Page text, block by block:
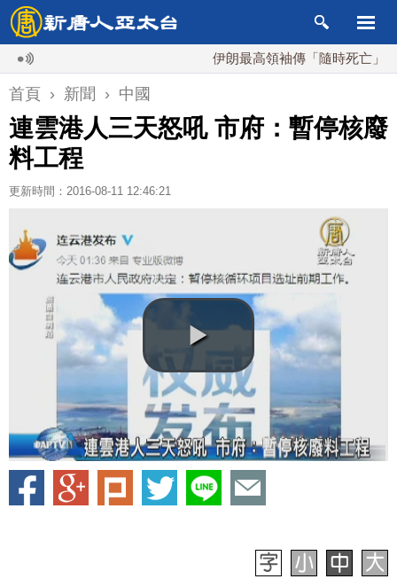
伊朗最高領袖傳「隨時死亡」 國安
首頁 › 新聞 › 中國
連雲港人三天怒吼 市府：暫停核廢
料工程
更新時間：2016-08-11 12:46:21